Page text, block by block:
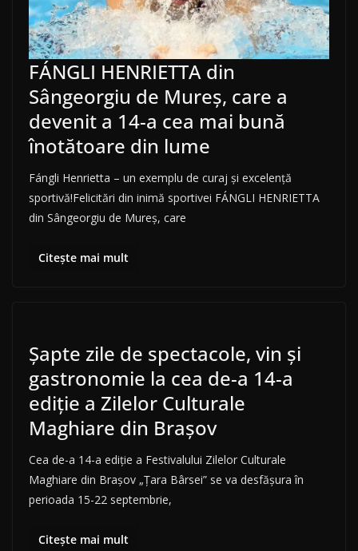
FÁNGLI HENRIETTA din
Sângeorgiu de Mureș, care a
devenit a 14-a cea mai bună
înotătoare din lume
Fángli Henrietta – un exemplu de curaj și excelență
sportivă!Felicitări din inimă sportivei FÁNGLI HENRIETTA
din Sângeorgiu de Mureș, care
Citește mai mult
Șapte zile de spectacole, vin şi
gastronomie la cea de-a 14-a
ediţie a Zilelor Culturale
Maghiare din Brașov
Cea de-a 14-a ediţie a Festivalului Zilelor Culturale
Maghiare din Braşov „Ţara Bârsei” se va desfăşura în
perioada 15-22 septembrie,
Citește mai mult